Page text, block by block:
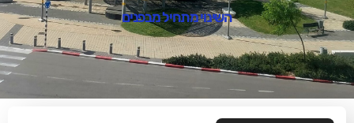
השינוי מתחיל מבפנים